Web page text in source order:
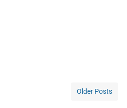
Older Posts